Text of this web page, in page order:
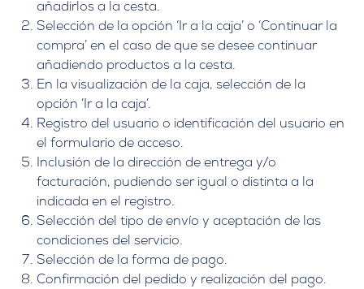
añadirlos a la cesta.
Selección de la opción ‘Ir a la caja’ o ‘Continuar la
compra’ en el caso de que se desee continuar
añadiendo productos a la cesta.
En la visualización de la caja, selección de la
opción ‘Ir a la caja’.
Registro del usuario o identificación del usuario en
el formulario de acceso.
Inclusión de la dirección de entrega y/o
facturación, pudiendo ser igual o distinta a la
indicada en el registro.
Selección del tipo de envío y aceptación de las
condiciones del servicio.
Selección de la forma de pago.
Confirmación del pedido y realización del pago.